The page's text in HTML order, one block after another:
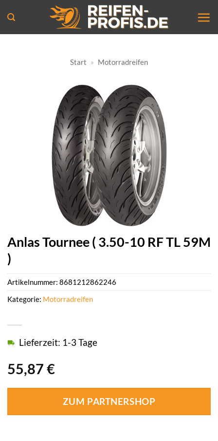
Inhalt
springen
Start » Motorradreifen
Anlas Tournee ( 3.50-10 RF TL 59M
)
55,87 €
Lieferzeit: 1-3 Tage
ZUM PARTNERSHOP
Artikelnummer: 8681212862246
Kategorie: Motorradreifen